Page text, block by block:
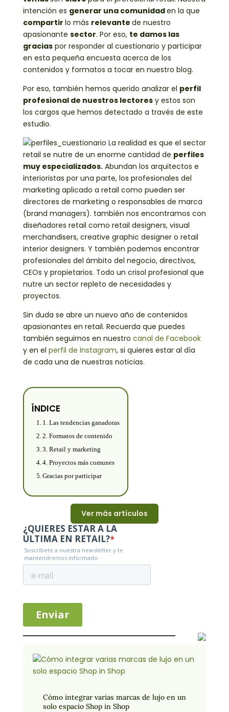
intención es generar una comunidaden la que
compartir lo más relevante de nuestro
apasionante sector. Por eso, te damos las
graciaspor responder al cuestionario y participar
en esta pequeña encuesta acerca de los
contenidos y formatos a tocar en nuestro blog.
Por eso, también hemos querido analizar el perfil
profesional de nuestros lectoresy estos son
los cargos que hemos detectado a través de este
estudio.
La realidad es que el sector
retail se nutre de un enorme cantidad de perfiles
muy especializados.Abundan los arquitectos e
interioristas por una parte, los profesionales del
marketing aplicado a retail como pueden ser
directores de marketing o responsables de marca
(brand managers). también nos encontramos con
diseñadores retail como retail designers, visual
merchandisers, creative graphic designer o retail
interior designers. Y también podemos encontrar
profesionales del ámbito del negocio, directivos,
CEOs y propietarios. Todo un crisol profesional que
nutre un sector repleto de necesidades y
proyectos.
Sin duda se abre un nuevo año de contenidos
apasionantes en retail. Recuerda que puedes
también seguirnos en nuestro canal de Facebook
y en el perfil de Instagram, si quieres estar al día
de cada una de nuestras noticias.
ÍNDICE
1. Las tendencias ganadoras
2. Formatos de contenido
3. Retail y marketing
4. Proyectos más comunes
Gracias por participar
Ver más artículos
Cómo integrar varias marcas de lujo en un
solo espacio Shop in Shop